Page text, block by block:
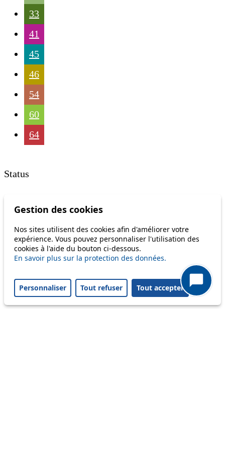
33
41
45
46
54
60
64
Status
Information
Disruption to come
Reset filters
Only lines affected by disruptions are listed above.
A question ? An observation ?
Gestion des cookies
Nos sites utilisent des cookies afin d'améliorer votre
expérience. Vous pouvez personnaliser l'utilisation des
cookies à l'aide du bouton ci-dessous.
En savoir plus sur la protection des données.
Personnaliser Tout refuser Tout accepter